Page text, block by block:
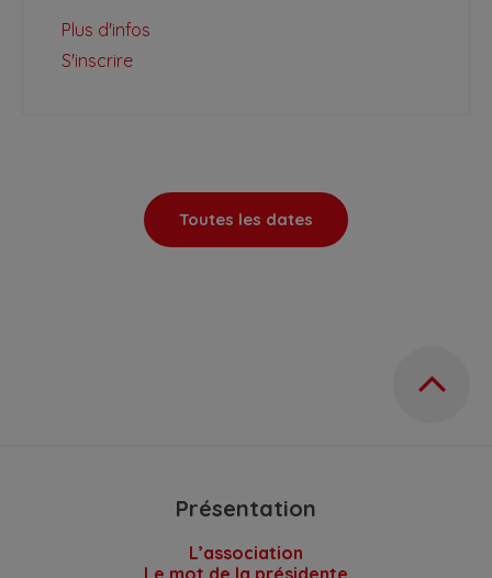
Plus d'infos
S'inscrire
Toutes les dates
Présentation
L’association
Le mot de la présidente